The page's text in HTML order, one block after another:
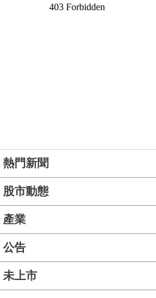
熱門新聞
股市動態
產業
公告
未上市